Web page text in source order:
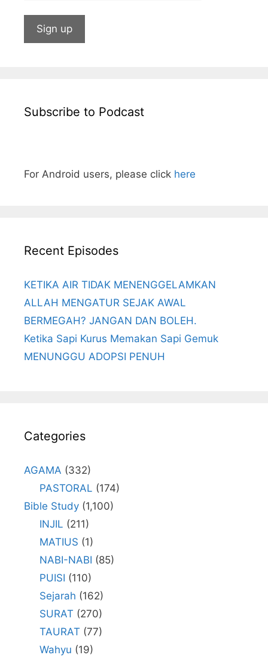
Subscribe to Podcast
For Android users, please click here
Recent Episodes
KETIKA AIR TIDAK MENENGGELAMKAN
ALLAH MENGATUR SEJAK AWAL
BERMEGAH? JANGAN DAN BOLEH.
Ketika Sapi Kurus Memakan Sapi Gemuk
MENUNGGU ADOPSI PENUH
Categories
AGAMA (332)
PASTORAL (174)
Bible Study (1,100)
INJIL (211)
MATIUS (1)
NABI-NABI (85)
PUISI (110)
Sejarah (162)
SURAT (270)
TAURAT (77)
Wahyu (19)